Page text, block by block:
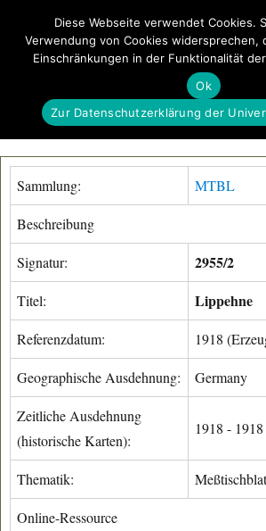
GeoGREIF
Sammlung: MTBL
Beschreibung
Signatur: 2955/2
Titel: Lippehne
Referenzdatum: 1918
Geographische Ausdehnung: Germany
Zeitliche Ausdehnung
(historische Karten):
1918 - 1918
Thematik:
Online-Ressource
Diese Webseite verwendet Cookies.
Verwendung von Cookies widersprechen,
Einschränkungen in der Funktionalität
Ok
Zur Datenschutzerklärung der